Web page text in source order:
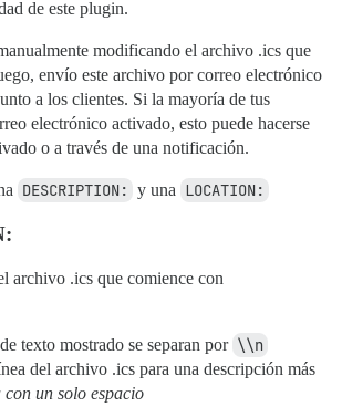
de este plugin.
modificando el archivo .ics que
envío este archivo por correo electrónico
a los clientes. Si la mayoría de tus
electrónico activado, esto puede hacerse
o a través de una notificación.
DESCRIPTION: y una LOCATION:
archivo .ics que comience con
texto mostrado se separan por \\n
del archivo .ics para una descripción más
con un solo espacio